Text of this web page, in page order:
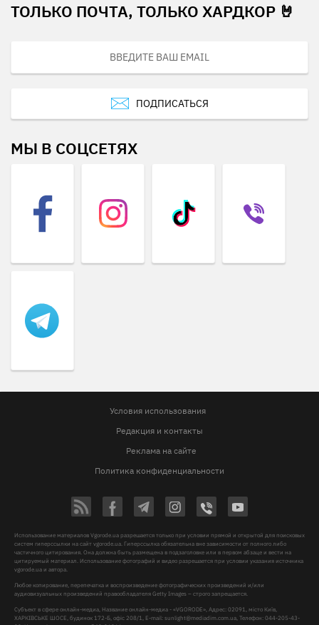
ТОЛЬКО ПОЧТА, ТОЛЬКО ХАРДКОР 🤘
ПОДПИСАТЬСЯ
МЫ В СОЦСЕТЯХ
Условия использования
Редакция и контакты
Реклама на сайте
Политика конфиденциальности
Использование материалов Vgorode.ua разрешается только при условии прямой и открытой для поисковых
систем гиперссылки на сайт vgorode.ua. Гиперссылка обязательна вне зависимости от полного либо
частичного цитирования. Она должна быть размещена в подзаголовке или в первом абзаце и вести на
цитируемый материал. Использование фотографий и видео разрешается при условии указания источника
vgorode.ua и автора.
Любое копирование, перепечатка и воспроизведение фотографических произведений и/или
аудиовизуальных произведений правообладателя Getty Images – строго запрещается.
Субъект в сфере онлайн-медиа, Название онлайн-медиа - «VGORODE», Адрес: 02091, місто Київ,
ХАРКІВСЬКЕ ШОСЕ, будинок 172-Б, офіс 208/1, E-mail:sunlight@mediadim.com.ua, Телефон: 044-205-43-